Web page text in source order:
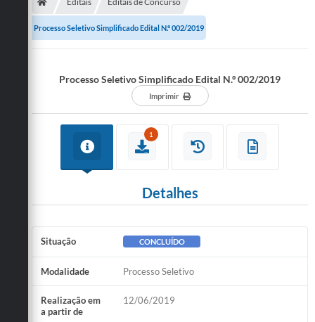
Processo Seletivo Simplificado Edital N.º 002/2019
Processo Seletivo Simplificado Edital N.º 002/2019
Imprimir
1
Detalhes
Situação CONCLUÍDO
Modalidade Processo Seletivo
Realização em
a partir de
12/06/2019